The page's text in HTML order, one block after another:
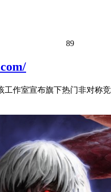
89
工作室宣布旗下热门非对